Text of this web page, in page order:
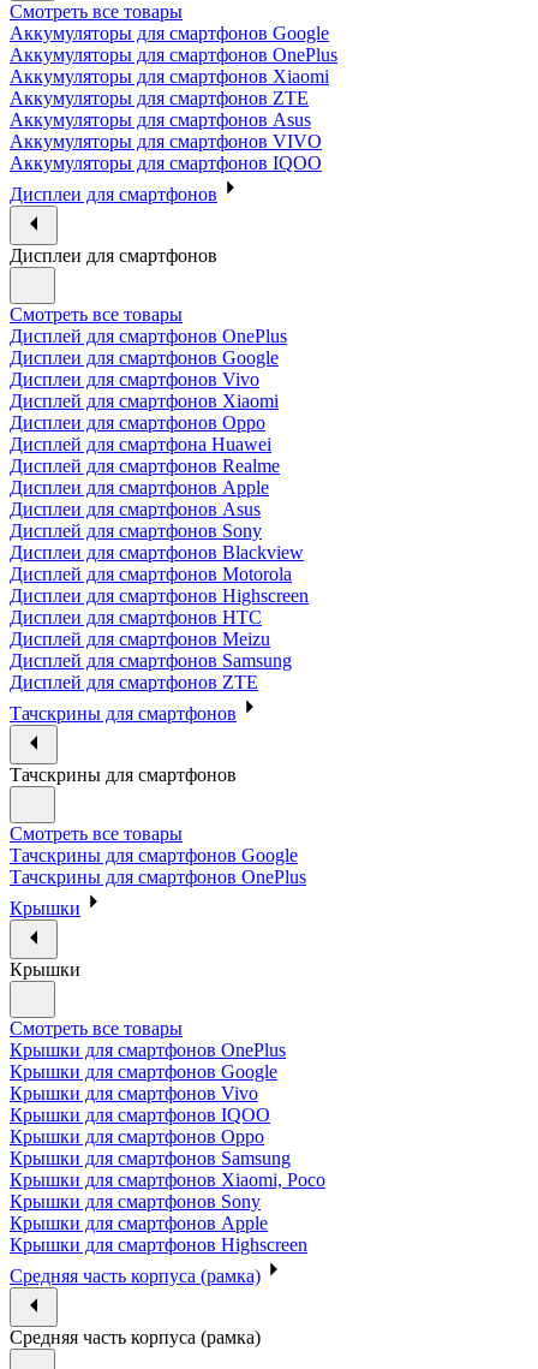
Смотреть все товары
Аккумуляторы для смартфонов Google
Аккумуляторы для смартфонов OnePlus
Аккумуляторы для смартфонов Xiaomi
Аккумуляторы для смартфонов ZTE
Аккумуляторы для cмартфонов Asus
Аккумуляторы для смартфонов VIVO
Аккумуляторы для смартфонов IQOO
Дисплеи для смартфонов
Дисплеи для смартфонов
Смотреть все товары
Дисплей для смартфонов OnePlus
Дисплеи для смартфонов Google
Дисплеи для смартфонов Vivo
Дисплей для смартфонов Xiaomi
Дисплеи для смартфонов Oppo
Дисплей для смартфона Huawei
Дисплей для смартфонов Realme
Дисплеи для смартфонов Apple
Дисплеи для смартфонов Asus
Дисплей для смартфонов Sony
Дисплеи для смартфонов Blackview
Дисплей для смартфонов Motorola
Дисплеи для смартфонов Highscreen
Дисплеи для смартфонов HTC
Дисплей для смартфонов Meizu
Дисплей для смартфонов Samsung
Дисплей для смартфонов ZTE
Тачскрины для смартфонов
Тачскрины для смартфонов
Смотреть все товары
Тачскрины для смартфонов Google
Тачскрины для смартфонов OnePlus
Крышки
Крышки
Смотреть все товары
Крышки для смартфонов OnePlus
Крышки для смартфонов Google
Крышки для смартфонов Vivo
Крышки для смартфонов IQOO
Крышки для смартфонов Oppo
Крышки для смартфонов Samsung
Крышки для смартфонов Xiaomi, Poco
Крышки для смартфонов Sony
Крышки для смартфонов Apple
Крышки для смартфонов Highscreen
Средняя часть корпуса (рамка)
Средняя часть корпуса (рамка)